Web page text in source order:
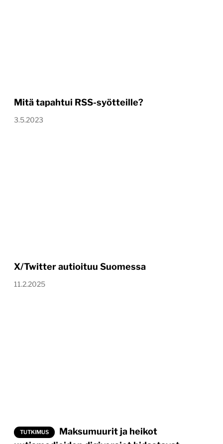
Mitä tapahtui RSS-syötteille?
3.5.2023
X/Twitter autioituu Suomessa
11.2.2025
TUTKIMUS
Maksumuurit ja heikot